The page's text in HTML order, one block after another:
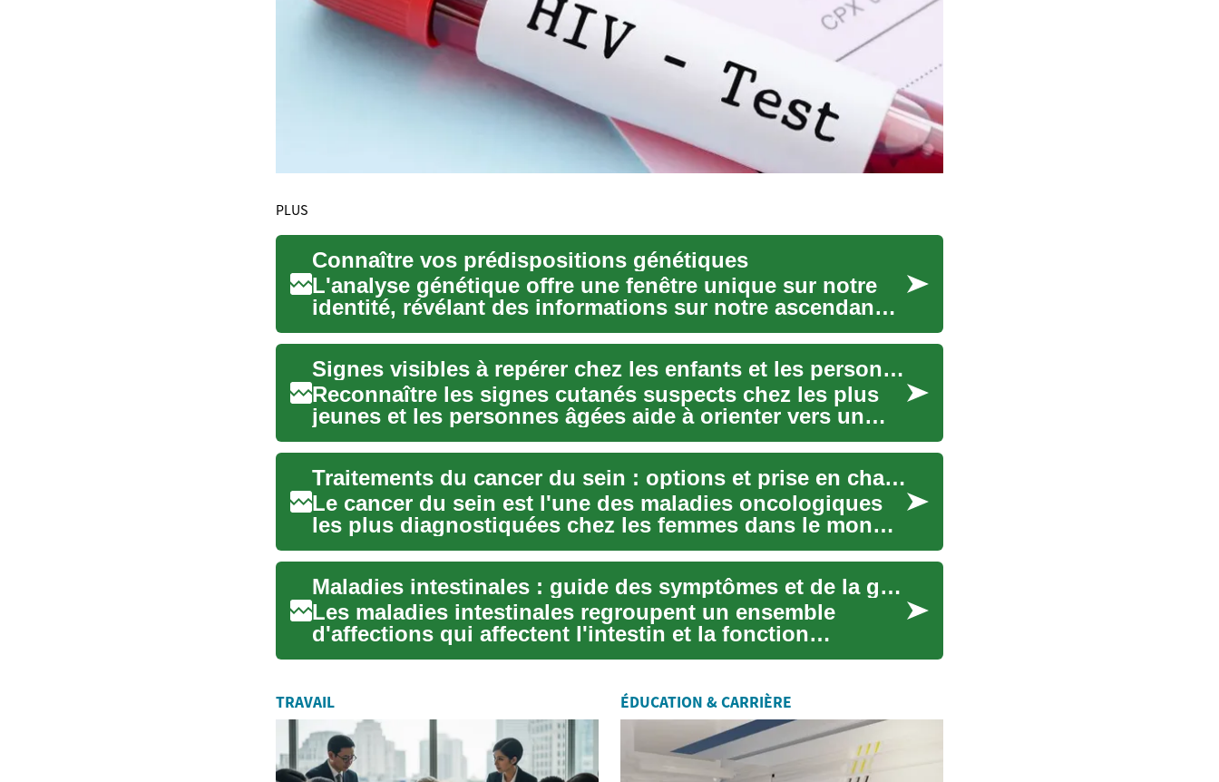
PLUS
Connaître vos prédispositions génétiques
L'analyse génétique offre une fenêtre unique sur notre
identité, révélant des informations sur notre ascendance
et no...
Signes visibles à repérer chez les enfants et les personnes âgées
Reconnaître les signes cutanés suspects chez les plus
jeunes et les personnes âgées aide à orienter vers un
bilan ada...
Traitements du cancer du sein : options et prise en charge médicale
Le cancer du sein est l'une des maladies oncologiques
les plus diagnostiquées chez les femmes dans le monde.
Les stra...
Maladies intestinales : guide des symptômes et de la gestion
Les maladies intestinales regroupent un ensemble
d'affections qui affectent l'intestin et la fonction
digestive, entr...
TRAVAIL ÉDUCATION & CARRIÈRE